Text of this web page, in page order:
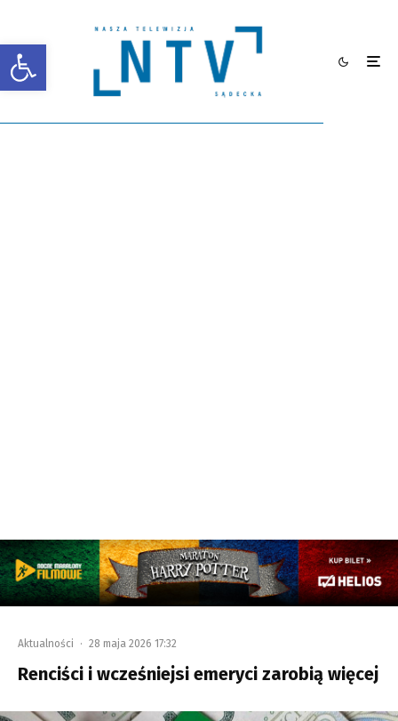
Otwórz pasek narzędzi
Aktualności · 28 maja 2026 17:32
Renciści i wcześniejsi emeryci zarobią więcej